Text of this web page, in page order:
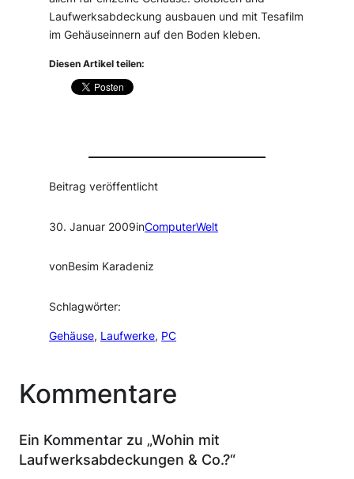
Laufwerksabdeckung ausbauen und mit Tesafilm
im Gehäuseinnern auf den Boden kleben.
Diesen Artikel teilen:
Beitrag veröffentlicht
30. Januar 2009inComputerWelt
vonBesim Karadeniz
Schlagwörter:
Gehäuse, Laufwerke, PC
Kommentare
Ein Kommentar zu „Wohin mit
Laufwerksabdeckungen & Co.?“